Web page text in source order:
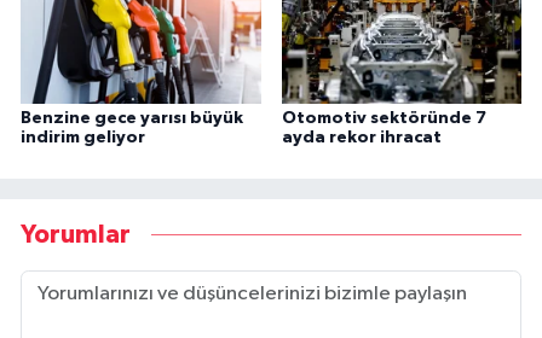
Benzine gece yarısı büyük
indirim geliyor
Otomotiv sektöründe 7
ayda rekor ihracat
Yorumlar